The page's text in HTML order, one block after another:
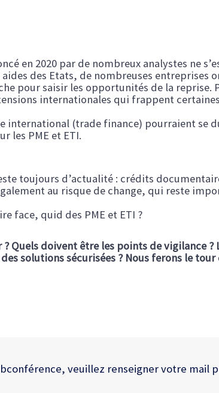
en 2020 par de nombreux analystes ne
des Etats, de nombreuses entreprises
pour saisir les opportunités de la reprise.
internationales qui frappent
international (trade finance) pourraient se
les PME et ETI.
toujours d’actualité : crédits
au risque de change, qui reste
face, quid des PME et ETI ?
Quels doivent être les points de vigilance
solutions sécurisées ? Nous ferons le
veuillez renseigner votre mail